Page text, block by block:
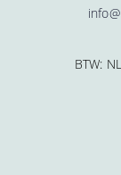
BTW: